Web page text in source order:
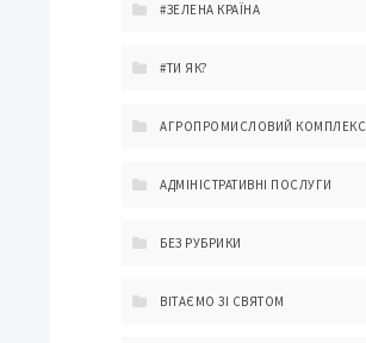
#ЗЕЛЕНА КРАЇНА
#ТИ ЯК?
АГРОПРОМИСЛОВИЙ КОМПЛЕКС
АДМІНІСТРАТИВНІ ПОСЛУГИ
БЕЗ РУБРИКИ
ВІТАЄМО ЗІ СВЯТОМ